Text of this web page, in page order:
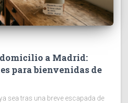
a Madrid:
para bienvenidas de
sea tras una breve escapada de